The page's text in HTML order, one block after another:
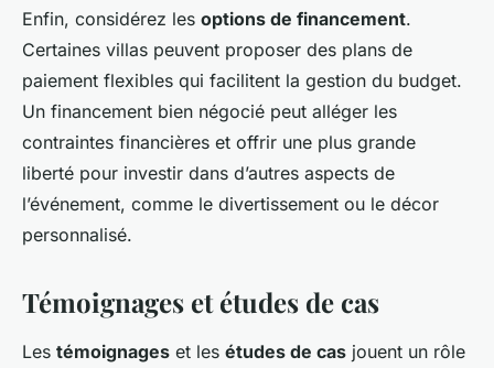
Enfin, considérez les options de financement.
Certaines villas peuvent proposer des plans de
paiement flexibles qui facilitent la gestion du budget.
Un financement bien négocié peut alléger les
contraintes financières et offrir une plus grande
liberté pour investir dans d’autres aspects de
l’événement, comme le divertissement ou le décor
personnalisé.
Témoignages et études de cas
Les témoignages et les études de cas jouent un rôle